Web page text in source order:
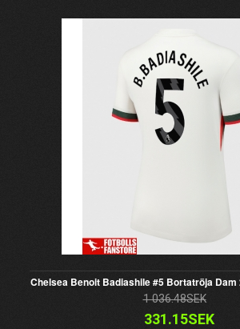
Chelsea Benoit Badiashile #5 Bortatröja
1 036.48SEK
331.15SEK